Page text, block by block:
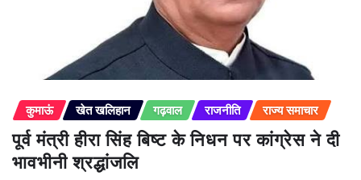
कुमाऊं खेत खलिहान गढ़वाल राजनीति राज्य समाचार
पूर्व मंत्री हीरा सिंह बिष्ट के निधन पर कांग्रेस ने दी
भावभीनी श्रद्धांजलि